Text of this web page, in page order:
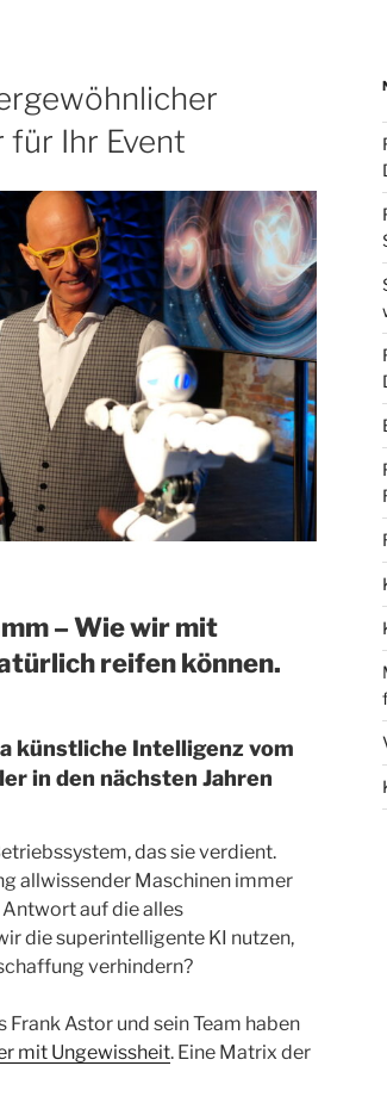
für Ihr Event
–Wie wir mit
reifen können.
künstliche Intelligenz vom
in den nächsten Jahren
das sie verdient.
allwissender Maschinen immer
auf die alles
die superintelligente KI nutzen,
verhindern?
Frank Astor und sein Team haben
mit Ungewissheit. Eine Matrix der